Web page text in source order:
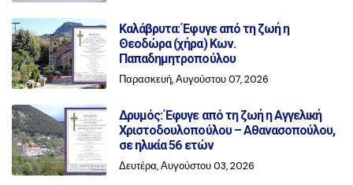
Καλάβρυτα: Έφυγε από τη ζωή η
Θεοδώρα (χήρα) Κων.
Παπαδημητροπούλου
Παρασκευή, Αυγούστου 07, 2026
Δρυμός: Έφυγε από τη ζωή η Αγγελική
Χριστοδουλοπούλου – Αθανασοπούλου,
σε ηλικία 56 ετών
Δευτέρα, Αυγούστου 03, 2026